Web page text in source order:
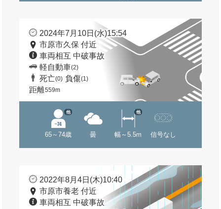
2024年7月10日(水)15:54
市原市久保 付近
車両相互 中破事故
軽自動車(2)
死亡(0) 負傷(1)
距離559m
65～74歳
他
曇 幅～5.5m
他
信号なし
2022年8月4日(木)10:40
市原市養老 付近
車両相互 中破事故